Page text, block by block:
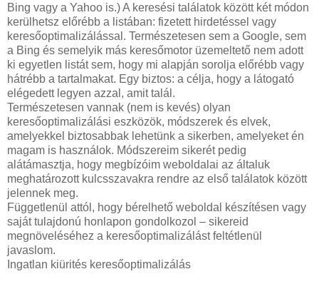
Bing vagy a Yahoo is.) A keresési találatok között két módon
kerülhetsz előrébb a listában: fizetett hirdetéssel vagy
keresőoptimalizálással. Természetesen sem a Google, sem
a Bing és semelyik más keresőmotor üzemeltető nem adott
ki egyetlen listát sem, hogy mi alapján sorolja előrébb vagy
hátrébb a tartalmakat. Egy biztos: a célja, hogy a látogató
elégedett legyen azzal, amit talál.
Természetesen vannak (nem is kevés) olyan
keresőoptimalizálási eszközök, módszerek és elvek,
amelyekkel biztosabbak lehetünk a sikerben, amelyeket én
magam is használok. Módszereim sikerét pedig
alátámasztja, hogy megbízóim weboldalai az általuk
meghatározott kulcsszavakra rendre az első találatok között
jelennek meg.
Függetlenül attól, hogy bérelhető weboldal készítésen vagy
saját tulajdonú honlapon gondolkozol – sikereid
megnöveléséhez a keresőoptimalizálást feltétlenül
javaslom.
Ingatlan kiürités keresőoptimalizálás